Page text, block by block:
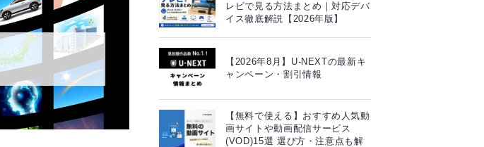
レビで見る方法まとめ｜対応デバ
イス徹底解説【2026年版】
【2026年8月】U-NEXTの最新キ
ャンペーン・割引情報
【無料で使える】おすすめ人気動
画サイトや動画配信サービス
(VOD)15選 選び方・注意点も解